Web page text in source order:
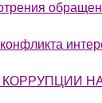
НА